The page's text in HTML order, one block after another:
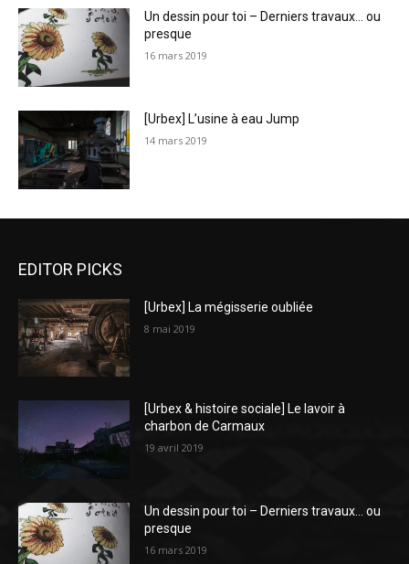
Un dessin pour toi – Derniers travaux… ou
presque
16 mars 2019
[Urbex] L’usine à eau Jump
14 mars 2019
EDITOR PICKS
[Urbex] La mégisserie oubliée
8 mai 2019
[Urbex & histoire sociale] Le lavoir à
charbon de Carmaux
19 avril 2019
Un dessin pour toi – Derniers travaux… ou
presque
16 mars 2019